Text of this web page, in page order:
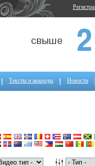
Тексты и аккорды Новости